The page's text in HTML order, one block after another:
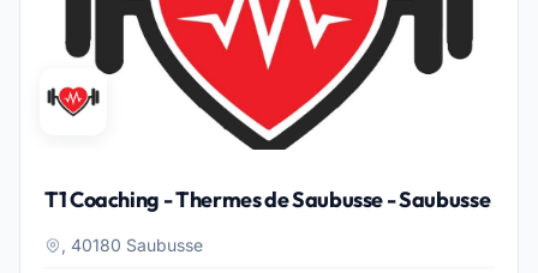
T1 Coaching - Thermes de Saubusse - Saubusse
, 40180 Saubusse